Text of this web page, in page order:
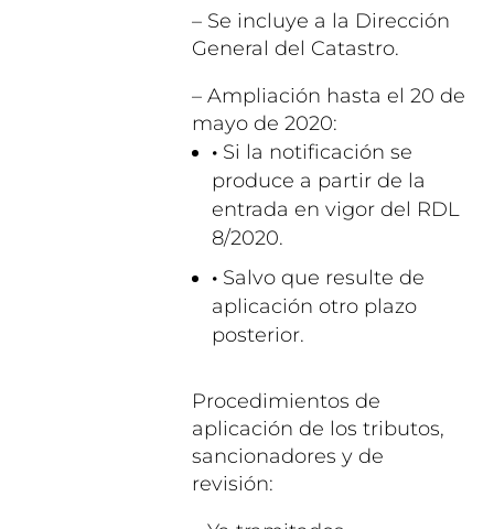
– Se incluye a la Dirección
General del Catastro.
– Ampliación hasta el 20 de
mayo de 2020:
· Si la notificación se
produce a partir de la
entrada en vigor del RDL
8/2020.
· Salvo que resulte de
aplicación otro plazo
posterior.
Procedimientos de
aplicación de los tributos,
sancionadores y de
revisión: